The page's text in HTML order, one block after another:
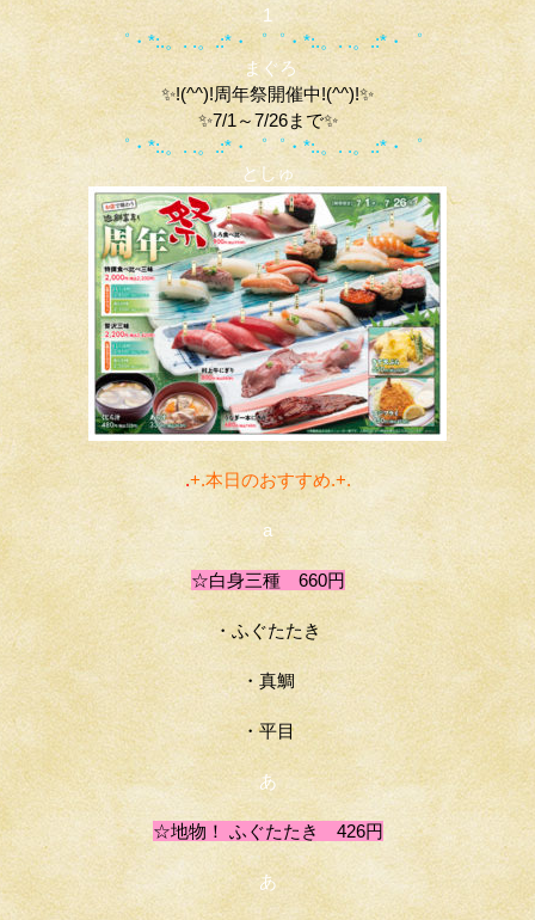
1
゜・*:.。. .。.:*・゜゜・*:.。. .。.:*・゜
まぐろ
✨!(^^)!周年祭開催中!(^^)!✨
✨7/1～7/26まで✨
゜・*:.。. .。.:*・゜゜・*:.。. .。.:*・゜
としゅ
.+.本日のおすすめ.+.
a
☆白身三種 660円
・ふぐたたき
・真鯛
・平目
あ
☆地物！ ふぐたたき 426円
あ